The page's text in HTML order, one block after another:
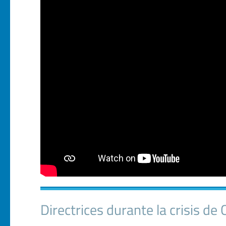
Directrices durante la crisis de